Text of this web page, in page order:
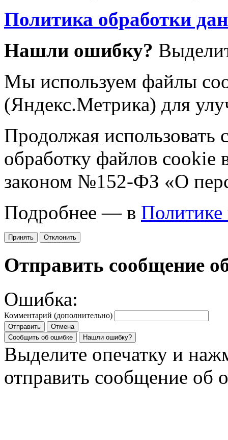
Политика обработки
Нашли ошибку?
Мы используем файлы
(Яндекс.Метрика) для
Продолжая использовать
обработку файлов cookie
законом №152-ФЗ «О
Подробнее — в Политике
Принять Отклонить
Отправить сообщение
Ошибка:
Комментарий (дополнительно)
Отправить
Отмена
Сообщить об ошибке
Нашли ошибку?
Выделите опечатку и
отправить сообщение об